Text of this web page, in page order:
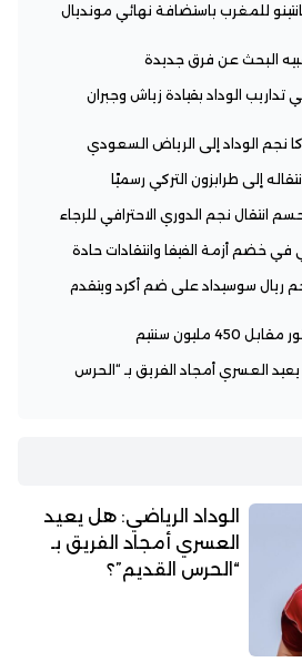
للمغرب باستضافة نهائي مونديال
البحث عن فرق جديدة
في تداريب الوداد بقيادة زياش وجبران
نجم الوداد إلى الرياض السعودي
إلى طرابزون التركي رسميًا
في خضم أزمة الفيفا وانتقادات حادة
ريال سوسيداد على ضم أكرد ويتقدم
مليون سنتيم
يعيد العسري أمجاد الفريق بـ “الحرس
الوداد الرياضي: هل يعيد
العسري أمجاد الفريق بـ
“الحرس القديم”؟